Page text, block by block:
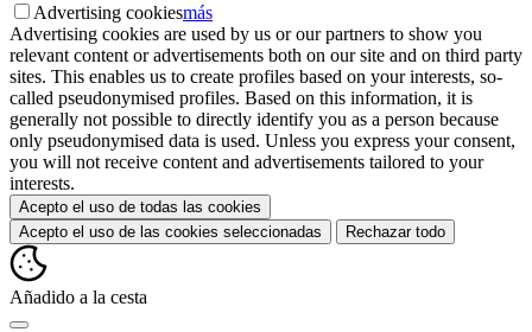
Advertising cookiesmás
Advertising cookies are used by us or our partners to show you
relevant content or advertisements both on our site and on third party
sites. This enables us to create profiles based on your interests, so-
called pseudonymised profiles. Based on this information, it is
generally not possible to directly identify you as a person because
only pseudonymised data is used. Unless you express your consent,
you will not receive content and advertisements tailored to your
interests.
Acepto el uso de todas las cookies
Acepto el uso de las cookies seleccionadas
Rechazar todo
Añadido a la cesta